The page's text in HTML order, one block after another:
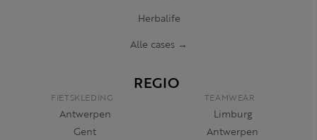
Herbalife
Alle cases →
REGIO
FIETSKLEDING
Antwerpen
Gent
TEAMWEAR
Limburg
Antwerpen